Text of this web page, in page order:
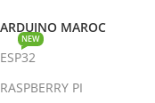
ARDUINO MAROC
ESP32
NEW
RASPBERRY PI